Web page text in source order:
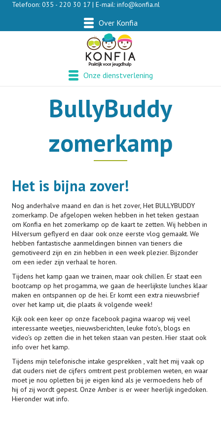
Telefoon: 035 - 220 30 17 | E-mail: info@konfia.nl
Over Konfia
Onze dienstverlening
BullyBuddy
zomerkamp
Het is bijna zover!
Nog anderhalve maand en dan is het zover, Het BULLYBUDDY
zomerkamp. De afgelopen weken hebben in het teken gestaan
om Konfia en het zomerkamp op de kaart te zetten. Wij hebben in
Hilversum geflyerd en daar ook onze eerste vlog gemaakt. We
hebben fantastische aanmeldingen binnen van tieners die
gemotiveerd zijn en zin hebben in een week plezier. Bijzonder
om een ieder zijn verhaal te horen.
Tijdens het kamp gaan we trainen, maar ook chillen. Er staat een
bootcamp op het progamma, we gaan de heerlijkste lunches klaar
maken en ontspannen op de hei. Er komt een extra nieuwsbrief
over het kamp uit, die plaats ik volgende week!
Kijk ook een keer op onze facebook pagina waarop wij veel
interessante weetjes, nieuwsberichten, leuke foto’s, blogs en
video’s op zetten die in het teken staan van pesten. Hier staat ook
info over het kamp.
Tijdens mijn telefonische intake gesprekken , valt het mij vaak op
dat ouders niet de cijfers omtrent pest problemen weten, en waar
moet je nou opletten bij je eigen kind als je vermoedens heb of
hij of zij wordt gepest. Onze Amber is er weer heerlijk ingedoken.
Hieronder wat info.